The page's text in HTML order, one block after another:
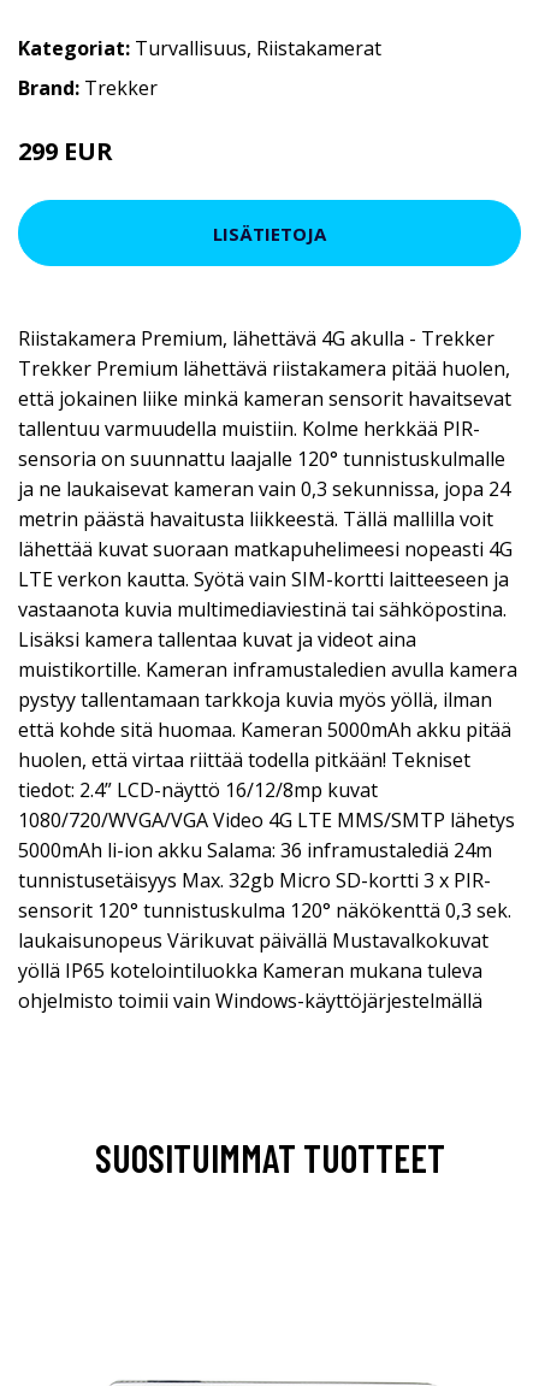
Kategoriat: Turvallisuus, Riistakamerat
Brand: Trekker
299 EUR
LISÄTIETOJA
Riistakamera Premium, lähettävä 4G akulla - Trekker
Trekker Premium lähettävä riistakamera pitää huolen,
että jokainen liike minkä kameran sensorit havaitsevat
tallentuu varmuudella muistiin. Kolme herkkää PIR-
sensoria on suunnattu laajalle 120° tunnistuskulmalle
ja ne laukaisevat kameran vain 0,3 sekunnissa, jopa 24
metrin päästä havaitusta liikkeestä. Tällä mallilla voit
lähettää kuvat suoraan matkapuhelimeesi nopeasti 4G
LTE verkon kautta. Syötä vain SIM-kortti laitteeseen ja
vastaanota kuvia multimediaviestinä tai sähköpostina.
Lisäksi kamera tallentaa kuvat ja videot aina
muistikortille. Kameran inframustaledien avulla kamera
pystyy tallentamaan tarkkoja kuvia myös yöllä, ilman
että kohde sitä huomaa. Kameran 5000mAh akku pitää
huolen, että virtaa riittää todella pitkään! Tekniset
tiedot: 2.4” LCD-näyttö 16/12/8mp kuvat
1080/720/WVGA/VGA Video 4G LTE MMS/SMTP lähetys
5000mAh li-ion akku Salama: 36 inframustalediä 24m
tunnistusetäisyys Max. 32gb Micro SD-kortti 3 x PIR-
sensorit 120° tunnistuskulma 120° näkökenttä 0,3 sek.
laukaisunopeus Värikuvat päivällä Mustavalkokuvat
yöllä IP65 kotelointiluokka Kameran mukana tuleva
ohjelmisto toimii vain Windows-käyttöjärjestelmällä
SUOSITUIMMAT TUOTTEET